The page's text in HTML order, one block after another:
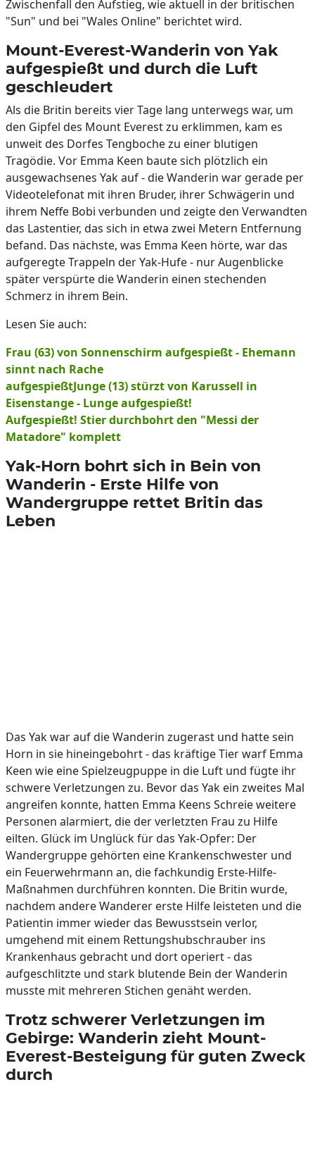
Zwischenfall den Aufstieg, wie aktuell in der britischen
"Sun" und bei "Wales Online" berichtet wird.
Mount-Everest-Wanderin von Yak
aufgespießt und durch die Luft
geschleudert
Als die Britin bereits vier Tage lang unterwegs war, um
den Gipfel des Mount Everest zu erklimmen, kam es
unweit des Dorfes Tengboche zu einer blutigen
Tragödie. Vor Emma Keen baute sich plötzlich ein
ausgewachsenes Yak auf - die Wanderin war gerade per
Videotelefonat mit ihren Bruder, ihrer Schwägerin und
ihrem Neffe Bobi verbunden und zeigte den Verwandten
das Lastentier, das sich in etwa zwei Metern Entfernung
befand. Das nächste, was Emma Keen hörte, war das
aufgeregte Trappeln der Yak-Hufe - nur Augenblicke
später verspürte die Wanderin einen stechenden
Schmerz in ihrem Bein.
Lesen Sie auch:
Frau (63) von Sonnenschirm aufgespießt - Ehemann
sinnt nach Rache
aufgespießtJunge (13) stürzt von Karussell in
Eisenstange - Lunge aufgespießt!
Aufgespießt! Stier durchbohrt den "Messi der
Matadore" komplett
Yak-Horn bohrt sich in Bein von
Wanderin - Erste Hilfe von
Wandergruppe rettet Britin das
Leben
Das Yak war auf die Wanderin zugerast und hatte sein
Horn in sie hineingebohrt - das kräftige Tier warf Emma
Keen wie eine Spielzeugpuppe in die Luft und fügte ihr
schwere Verletzungen zu. Bevor das Yak ein zweites Mal
angreifen konnte, hatten Emma Keens Schreie weitere
Personen alarmiert, die der verletzten Frau zu Hilfe
eilten. Glück im Unglück für das Yak-Opfer: Der
Wandergruppe gehörten eine Krankenschwester und
ein Feuerwehrmann an, die fachkundig Erste-Hilfe-
Maßnahmen durchführen konnten. Die Britin wurde,
nachdem andere Wanderer erste Hilfe leisteten und die
Patientin immer wieder das Bewusstsein verlor,
umgehend mit einem Rettungshubschrauber ins
Krankenhaus gebracht und dort operiert - das
aufgeschlitzte und stark blutende Bein der Wanderin
musste mit mehreren Stichen genäht werden.
Trotz schwerer Verletzungen im
Gebirge: Wanderin zieht Mount-
Everest-Besteigung für guten Zweck
durch